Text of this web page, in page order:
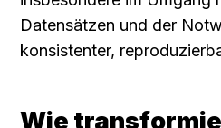
Datensätzen und der
konsistenter,
Wie